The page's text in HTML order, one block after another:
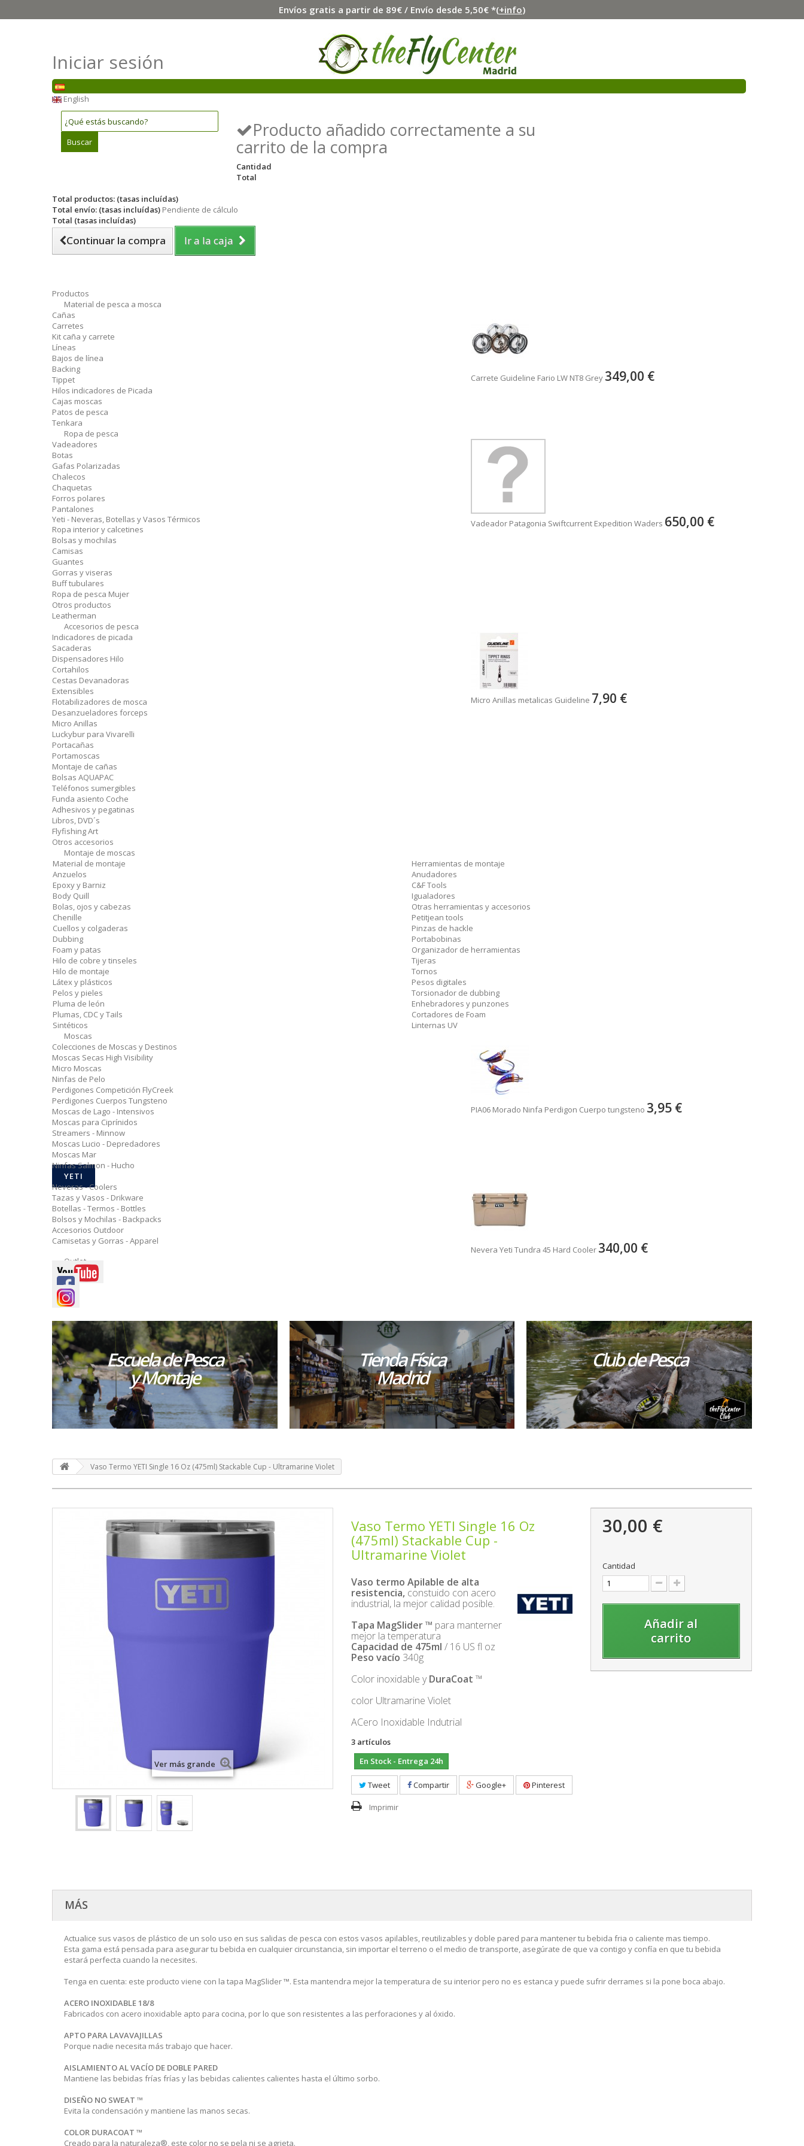
Envíos gratis a partir de 89€ / Envío desde 5,50€ *(+info)
Iniciar sesión
English
Buscar
Producto añadido correctamente a su
carrito de la compra
Cantidad
Total
Total productos: (tasas incluídas)
Total envío: (tasas incluídas) Pendiente de cálculo
Total (tasas incluídas)
Continuar la compra Ir a la caja
Productos
Material de pesca a mosca
Cañas
Carretes
Kit caña y carrete
Líneas
Bajos de línea
Backing
Tippet
Hilos indicadores de Picada
Cajas moscas
Patos de pesca
Tenkara
Carrete Guideline Fario LW NT8 Grey 349,00 €
Ropa de pesca
Vadeadores
Botas
Gafas Polarizadas
Chalecos
Chaquetas
Forros polares
Pantalones
Yeti - Neveras, Botellas y Vasos Térmicos
Ropa interior y calcetines
Bolsas y mochilas
Camisas
Guantes
Gorras y viseras
Buff tubulares
Ropa de pesca Mujer
Otros productos
Leatherman
Vadeador Patagonia Swiftcurrent Expedition Waders 650,00 €
Accesorios de pesca
Indicadores de picada
Sacaderas
Dispensadores Hilo
Cortahilos
Cestas Devanadoras
Extensibles
Flotabilizadores de mosca
Desanzueladores forceps
Micro Anillas
Luckybur para Vivarelli
Portacañas
Portamoscas
Montaje de cañas
Bolsas AQUAPAC
Teléfonos sumergibles
Funda asiento Coche
Adhesivos y pegatinas
Libros, DVD´s
Flyfishing Art
Otros accesorios
Micro Anillas metalicas Guideline 7,90 €
Montaje de moscas
Material de montaje
Anzuelos
Epoxy y Barniz
Body Quill
Bolas, ojos y cabezas
Chenille
Cuellos y colgaderas
Dubbing
Foam y patas
Hilo de cobre y tinseles
Hilo de montaje
Látex y plásticos
Pelos y pieles
Pluma de león
Plumas, CDC y Tails
Sintéticos
Herramientas de montaje
Anudadores
C&F Tools
Igualadores
Otras herramientas y accesorios
Petitjean tools
Pinzas de hackle
Portabobinas
Organizador de herramientas
Tijeras
Tornos
Pesos digitales
Torsionador de dubbing
Enhebradores y punzones
Cortadores de Foam
Linternas UV
Moscas
Colecciones de Moscas y Destinos
Moscas Secas High Visibility
Micro Moscas
Ninfas de Pelo
Perdigones Competición FlyCreek
Perdigones Cuerpos Tungsteno
Moscas de Lago - Intensivos
Moscas para Ciprínidos
Streamers - Minnow
Moscas Lucio - Depredadores
Moscas Mar
Ninfas Salmon - Hucho
PIA06 Morado Ninfa Perdigon Cuerpo tungsteno 3,95 €
YETI
Neveras - Coolers
Tazas y Vasos - Drikware
Botellas - Termos - Bottles
Bolsos y Mochilas - Backpacks
Accesorios Outdoor
Camisetas y Gorras - Apparel
Nevera Yeti Tundra 45 Hard Cooler 340,00 €
Outlet
Escuela de Pesca
y Montaje
Tienda Física
Madrid
Club de Pesca
Vaso Termo YETI Single 16 Oz (475ml) Stackable Cup - Ultramarine Violet
Ver más grande
Vaso Termo YETI Single 16 Oz
(475ml) Stackable Cup -
Ultramarine Violet
Vaso termo Apilable de alta
resistencia, constuido con acero
industrial, la mejor calidad posible.
Tapa MagSlider ™ para manterner
mejor la temperatura
Capacidad de 475ml / 16 US fl oz
Peso vacío 340g
Color inoxidable yDuraCoat ™
color Ultramarine Violet
ACero Inoxidable Indutrial
3 artículos
En Stock - Entrega 24h
Tweet Compartir Google+ Pinterest
Imprimir
30,00 €
Cantidad
Añadir al
carrito
MÁS
Actualice sus vasos de plástico de un solo uso en sus salidas de pesca con estos vasos apilables, reutilizables y doble pared para mantener tu bebida fria o caliente mas tiempo.
Esta gama está pensada para asegurar tu bebida en cualquier circunstancia, sin importar el terreno o el medio de transporte, asegúrate de que va contigo y confía en que tu bebida
estará perfecta cuando la necesites.
Tenga en cuenta: este producto viene con la tapa MagSlider ™. Esta mantendra mejor la temperatura de su interior pero no es estanca y puede sufrir derrames si la pone boca abajo.
ACERO INOXIDABLE 18/8
Fabricados con acero inoxidable apto para cocina, por lo que son resistentes a las perforaciones y al óxido.
APTO PARA LAVAVAJILLAS
Porque nadie necesita más trabajo que hacer.
AISLAMIENTO AL VACÍO DE DOBLE PARED
Mantiene las bebidas frías frías y las bebidas calientes calientes hasta el último sorbo.
DISEÑO NO SWEAT ™
Evita la condensación y mantiene las manos secas.
COLOR DURACOAT ™
Creado para la naturaleza®, este color no se pela ni se agrieta.